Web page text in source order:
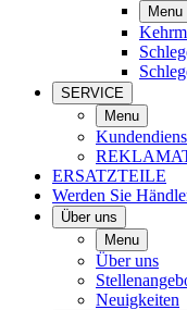
Menu
SERVICE
Menu
ERSATZTEILE
Werden Sie
Über uns
Menu
Über uns
Neuigkeiten